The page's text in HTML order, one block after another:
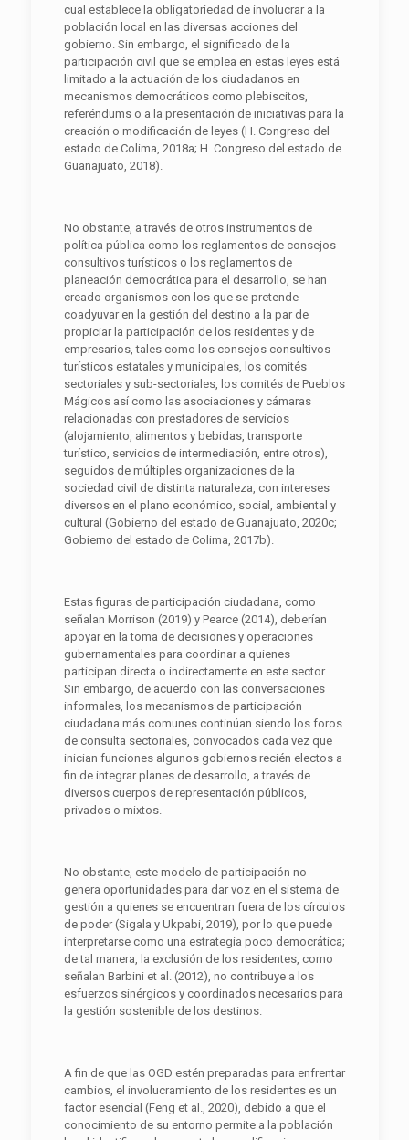
cual establece la obligatoriedad de involucrar a la
población local en las diversas acciones del
gobierno. Sin embargo, el significado de la
participación civil que se emplea en estas leyes está
limitado a la actuación de los ciudadanos en
mecanismos democráticos como plebiscitos,
referéndums o a la presentación de iniciativas para la
creación o modificación de leyes (H. Congreso del
estado de Colima, 2018a; H. Congreso del estado de
Guanajuato, 2018).
No obstante, a través de otros instrumentos de
política pública como los reglamentos de consejos
consultivos turísticos o los reglamentos de
planeación democrática para el desarrollo, se han
creado organismos con los que se pretende
coadyuvar en la gestión del destino a la par de
propiciar la participación de los residentes y de
empresarios, tales como los consejos consultivos
turísticos estatales y municipales, los comités
sectoriales y sub-sectoriales, los comités de Pueblos
Mágicos así como las asociaciones y cámaras
relacionadas con prestadores de servicios
(alojamiento, alimentos y bebidas, transporte
turístico, servicios de intermediación, entre otros),
seguidos de múltiples organizaciones de la
sociedad civil de distinta naturaleza, con intereses
diversos en el plano económico, social, ambiental y
cultural (Gobierno del estado de Guanajuato, 2020c;
Gobierno del estado de Colima, 2017b).
Estas figuras de participación ciudadana, como
señalan Morrison (2019) y Pearce (2014), deberían
apoyar en la toma de decisiones y operaciones
gubernamentales para coordinar a quienes
participan directa o indirectamente en este sector.
Sin embargo, de acuerdo con las conversaciones
informales, los mecanismos de participación
ciudadana más comunes continúan siendo los foros
de consulta sectoriales, convocados cada vez que
inician funciones algunos gobiernos recién electos a
fin de integrar planes de desarrollo, a través de
diversos cuerpos de representación públicos,
privados o mixtos.
No obstante, este modelo de participación no
genera oportunidades para dar voz en el sistema de
gestión a quienes se encuentran fuera de los círculos
de poder (Sigala y Ukpabi, 2019), por lo que puede
interpretarse como una estrategia poco democrática;
de tal manera, la exclusión de los residentes, como
señalan Barbini et al. (2012), no contribuye a los
esfuerzos sinérgicos y coordinados necesarios para
la gestión sostenible de los destinos.
A fin de que las OGD estén preparadas para enfrentar
cambios, el involucramiento de los residentes es un
factor esencial (Feng et al., 2020), debido a que el
conocimiento de su entorno permite a la población